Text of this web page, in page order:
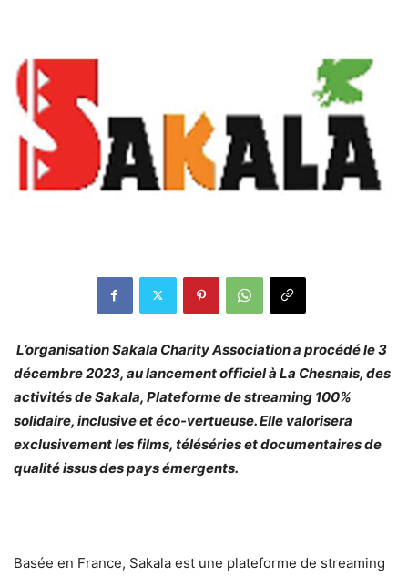
L’organisation Sakala Charity Association a procédé le 3
décembre 2023, au lancement officiel à La Chesnais, des
activités de Sakala, Plateforme de streaming 100%
solidaire, inclusive et éco-vertueuse. Elle valorisera
exclusivement les films, téléséries et documentaires de
qualité issus des pays émergents.
Basée en France, Sakala est une plateforme de streaming